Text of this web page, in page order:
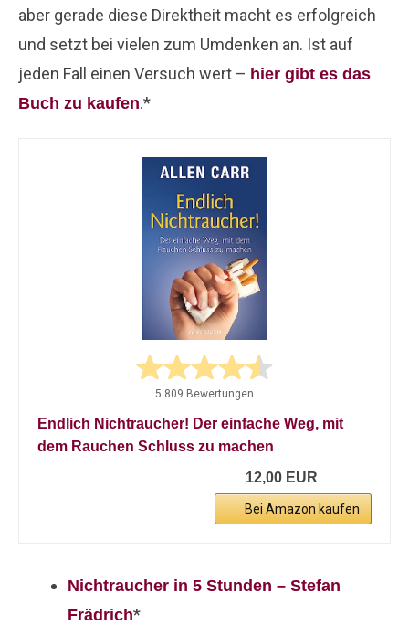
aber gerade diese Direktheit macht es erfolgreich
und setzt bei vielen zum Umdenken an. Ist auf
jeden Fall einen Versuch wert – hier gibt es das
Buch zu kaufen.*
5.809 Bewertungen
Endlich Nichtraucher! Der einfache Weg, mit
dem Rauchen Schluss zu machen
12,00 EUR
Bei Amazon kaufen
Nichtraucher in 5 Stunden – Stefan
Frädrich*